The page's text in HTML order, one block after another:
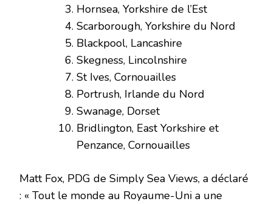
Hornsea, Yorkshire de l’Est
Scarborough, Yorkshire du Nord
Blackpool, Lancashire
Skegness, Lincolnshire
St Ives, Cornouailles
Portrush, Irlande du Nord
Swanage, Dorset
Bridlington, East Yorkshire et
Penzance, Cornouailles
Matt Fox, PDG de Simply Sea Views, a déclaré
: « Tout le monde au Royaume-Uni a une